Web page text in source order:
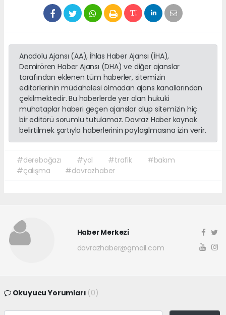
Anadolu Ajansı (AA), İhlas Haber Ajansı (İHA),
Demirören Haber Ajansı (DHA) ve diğer ajanslar
tarafından eklenen tüm haberler, sitemizin
editörlerinin müdahalesi olmadan ajans kanallarından
çekilmektedir. Bu haberlerde yer alan hukuki
muhataplar haberi geçen ajanslar olup sitemizin hiç
bir editörü sorumlu tutulamaz. Davraz Haber kaynak
belirtilmek şartıyla haberlerinin paylaşılmasına izin verir.
#dereboğazı #yol #trafik
#bakım
#çalışma
#davrazhaber
Haber Merkezi
davrazhaber@gmail.com
Okuyucu Yorumları (0)